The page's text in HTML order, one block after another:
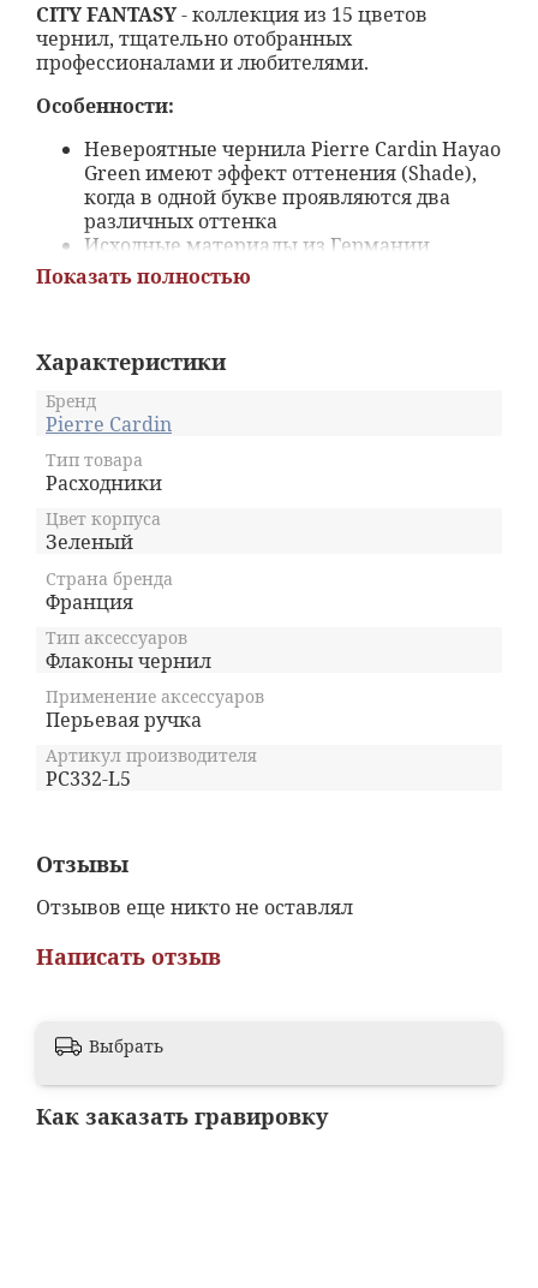
CITY FANTASY- коллекция из 15 цветов
чернил, тщательно отобранных
профессионалами и любителями.
Особенности:
Невероятные чернила Pierre Cardin Hayao
Green имеют эффект оттенения (Shade),
когда в одной букве проявляются два
различных оттенка
Исходные материалы из Германии
Создайте свой цвет, смешав различные
Cardin отлично подходят для рисования,
Объём флакона с чернилами 50 мл - для
фанатов письма
Эстетический дизайн на этикетке,
коробке и упаковке
Показать полностью
Характеристики
Бренд
Pierre Cardin
Тип товара
Расходники
Цвет корпуса
Зеленый
Страна бренда
Франция
Тип аксессуаров
Флаконы чернил
Применение аксессуаров
Перьевая ручка
Артикул производителя
PC332-L5
Отзывы
Отзывов еще никто не оставлял
Написать отзыв
Выбрать
Как заказать гравировку